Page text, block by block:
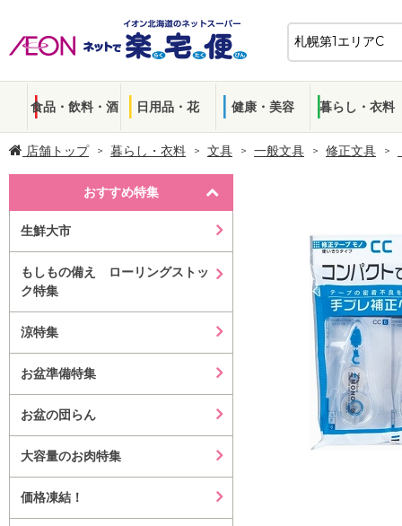
食品・飲料・酒 日用品・花 健康・美容 暮らし・衣料
店舗トップ 暮らし・衣料 文具 一般文具 修正文具
おすすめ特集
生鮮大市
もしもの備え ローリングストッ
ク特集
涼特集
お盆準備特集
お盆の団らん
大容量のお肉特集
価格凍結！